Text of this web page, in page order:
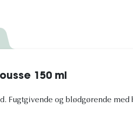
150 ml
Fugtgivende og blødgørende med